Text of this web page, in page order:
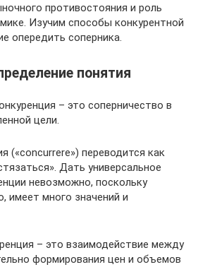
противостояния и роль
Изучим способы конкурентной
опередить соперника.
понятия
– это соперничество в
цели.
(«concurrere») переводится как
Дать универсальное
невозможно, поскольку
имеет много значений и
– это взаимодействие между
формирования цен и объемов